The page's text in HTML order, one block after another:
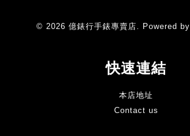
© 2026 億錶行手錶專賣店. Powered by
快速連結
本店地址
Contact us